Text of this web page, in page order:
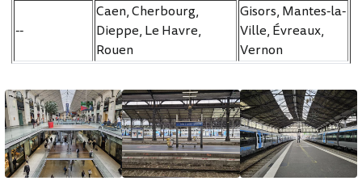
--
Caen, Cherbourg,
Dieppe, Le Havre,
Rouen
Gisors, Mantes-la-
Ville, Évreaux,
Vernon